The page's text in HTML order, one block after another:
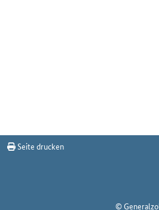
Seite drucken
©